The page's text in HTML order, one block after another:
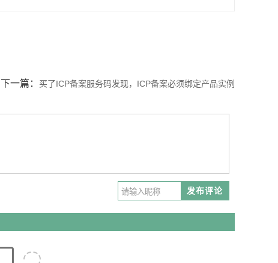
下一篇： 买了ICP备案服务码发现，ICP备案必须绑定产品实例
发布评论